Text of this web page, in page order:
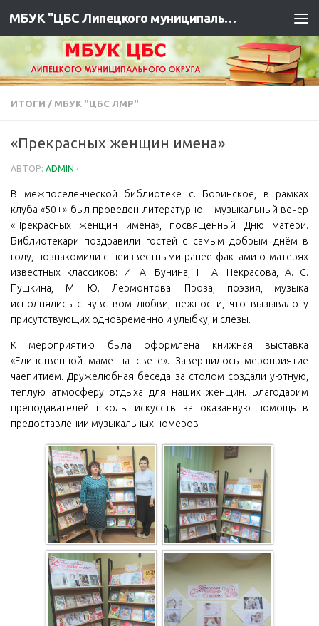
МБУК "ЦБС Липецкого муниципального района"
ИТОГИ / МБУК "ЦБС ЛМР"
«Прекрасных женщин имена»
АВТОР: ADMIN ·
В межпоселенческой библиотеке с. Боринское, в рамках
клуба «50+» был проведен литературно – музыкальный вечер
«Прекрасных женщин имена», посвящённый Дню матери.
Библиотекари поздравили гостей с самым добрым днём в
году, познакомили с неизвестными ранее фактами о матерях
известных классиков: И. А. Бунина, Н. А. Некрасова, А. С.
Пушкина, М. Ю. Лермонтова. Проза, поэзия, музыка
исполнялись с чувством любви, нежности, что вызывало у
присутствующих одновременно и улыбку, и слезы.
К мероприятию была оформлена книжная выставка
«Единственной маме на свете». Завершилось мероприятие
чаепитием. Дружелюбная беседа за столом создали уютную,
теплую атмосферу отдыха для наших женщин. Благодарим
преподавателей школы искусств за оказанную помощь в
предоставлении музыкальных номеров